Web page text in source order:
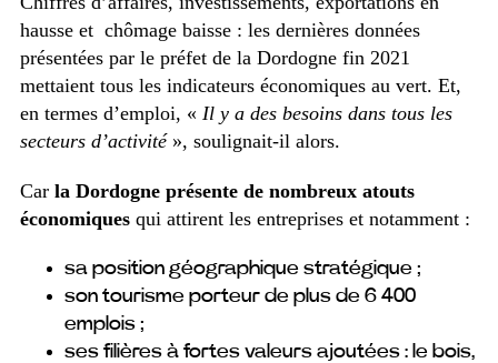
hausse et chômage baisse : les dernières données
présentées par le préfet de la Dordogne fin 2021
mettaient tous les indicateurs économiques au vert. Et,
en termes d’emploi, « Il y a des besoins dans tous les
secteurs d’activité », soulignait-il alors.
Car la Dordogne présente de nombreux atouts
économiquesqui attirent les entreprises et notamment :
sa position géographique stratégique ;
son tourisme porteur de plus de 6 400
emplois ;
ses filières à fortes valeurs ajoutées : le bois,